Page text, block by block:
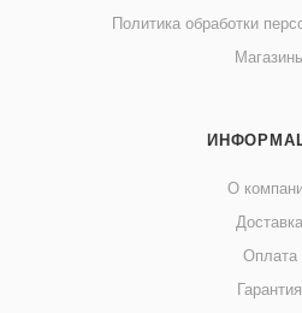
Политика обработки
О
Доставка
Оплата
Гарантия